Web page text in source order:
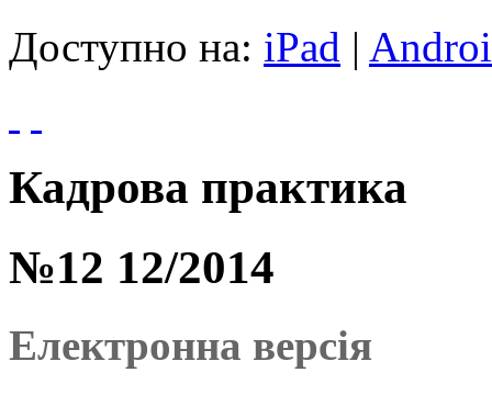
Доступно на: iPad |
Кадрова практика
№12 12/2014
Електронна версія